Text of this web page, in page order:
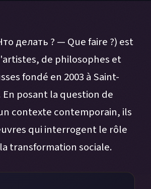
делать ? — Que faire ?) est
de philosophes et
fondé en 2003 à Saint-
posant la question de
contexte contemporain, ils
qui interrogent le rôle
transformation sociale.